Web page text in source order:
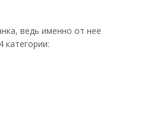
ведь именно от нее
категории: